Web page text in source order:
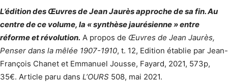
L’édition des Œuvres de Jean Jaurès approche de sa fin. Au
centre de ce volume, la « synthèse jaurésienne » entre
réforme et révolution. A propos de Œuvres de Jean Jaurès,
Penser dans la mêlée 1907-1910, t. 12, Edition établie par Jean-
François Chanet et Emmanuel Jousse, Fayard, 2021, 573p,
35€. Article paru dans L’OURS 508, mai 2021.